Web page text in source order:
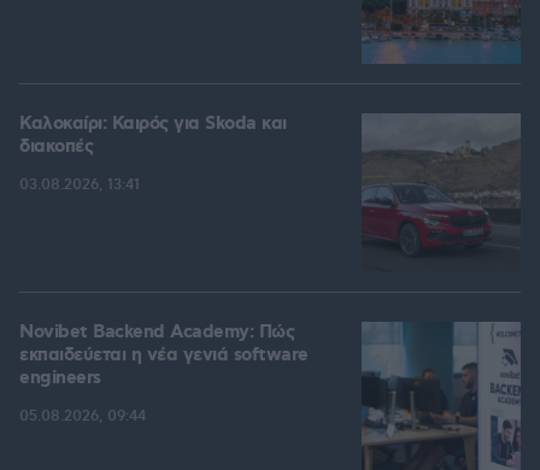
Καλοκαίρι: Καιρός για Skoda και
διακοπές
03.08.2026, 13:41
Novibet Backend Academy: Πώς
εκπαιδεύεται η νέα γενιά software
engineers
05.08.2026, 09:44